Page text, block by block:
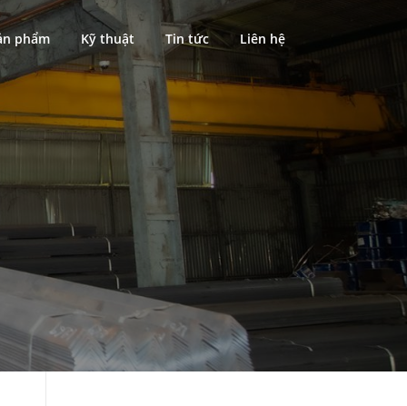
phẩm Kỹ thuật Tin tức Liên hệ